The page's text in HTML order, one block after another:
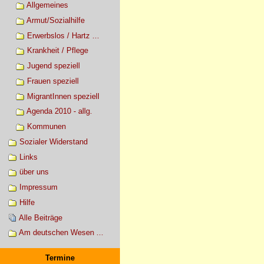
Allgemeines
Armut/Sozialhilfe
Erwerbslos / Hartz ...
Krankheit / Pflege
Jugend speziell
Frauen speziell
MigrantInnen speziell
Agenda 2010 - allg.
Kommunen
Sozialer Widerstand
Links
über uns
Impressum
Hilfe
Alle Beiträge
Am deutschen Wesen ...
Termine